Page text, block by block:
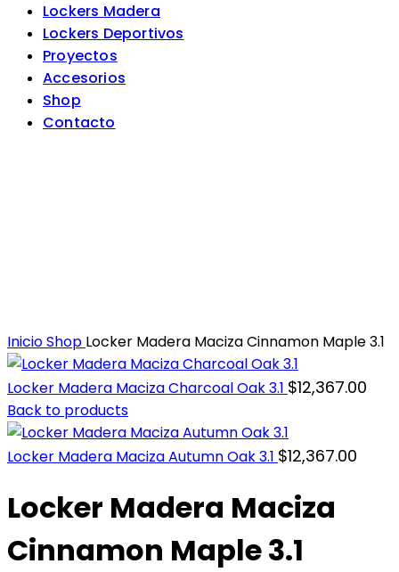
Lockers Madera
Lockers Deportivos
Proyectos
Accesorios
Shop
Contacto
InicioShop Locker Madera Maciza Cinnamon Maple 3.1
Locker Madera Maciza Charcoal Oak 3.1 $12,367.00
Back to products
Locker Madera Maciza Autumn Oak 3.1 $12,367.00
Locker Madera Maciza
Cinnamon Maple 3.1